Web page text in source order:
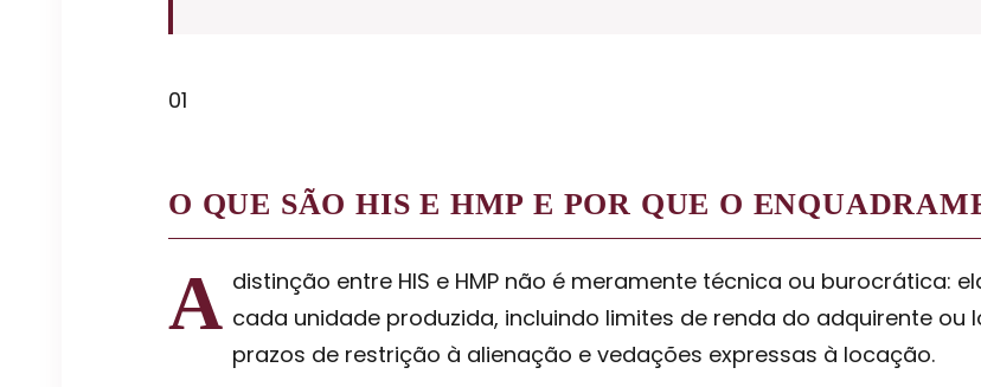
01
O QUE SÃO HIS E HMP E POR QUE O
A distinção entre HIS e HMP não é meramente técnica ou burocrática:
cada unidade produzida, incluindo limites de renda do adquirente ou
prazos de restrição à alienação e vedações expressas à locação.